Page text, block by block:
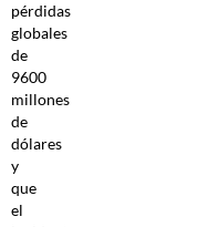
pérdidas
globales
de
9600
millones
de
dólares
y
que
el